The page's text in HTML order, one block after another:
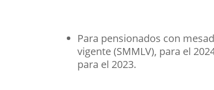
Para pensionados con
vigente (SMMLV), para el
para el 2023.